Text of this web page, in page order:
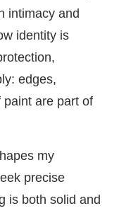
intimacy and
identity is
edges,
are part of
my
precise
is both solid and